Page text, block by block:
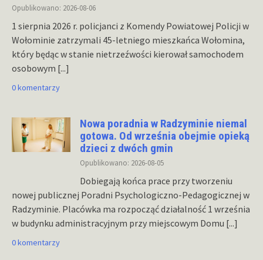
Opublikowano: 2026-08-06
1 sierpnia 2026 r. policjanci z Komendy Powiatowej Policji w
Wołominie zatrzymali 45-letniego mieszkańca Wołomina,
który będąc w stanie nietrzeźwości kierował samochodem
osobowym [...]
0 komentarzy
Nowa poradnia w Radzyminie niemal
gotowa. Od września obejmie opieką
dzieci z dwóch gmin
Opublikowano: 2026-08-05
Dobiegają końca prace przy tworzeniu
nowej publicznej Poradni Psychologiczno-Pedagogicznej w
Radzyminie. Placówka ma rozpocząć działalność 1 września
w budynku administracyjnym przy miejscowym Domu [...]
0 komentarzy